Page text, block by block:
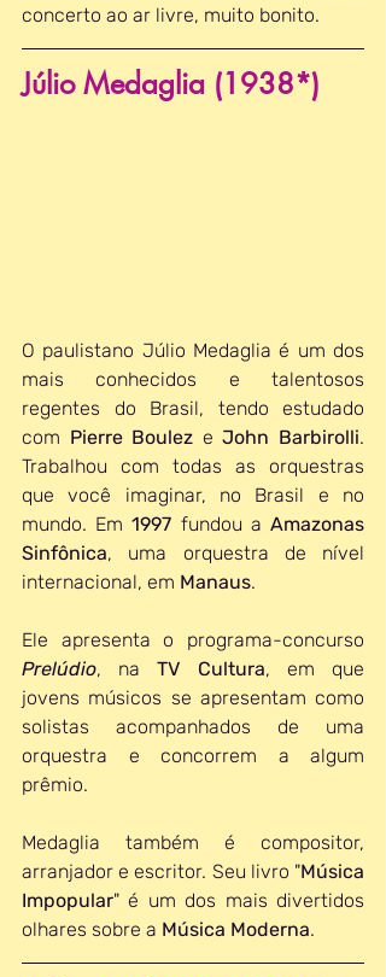
concerto ao ar livre, muito bonito.
Júlio Medaglia (1938*)
O paulistano Júlio Medaglia é um dos
mais conhecidos e talentosos
regentes do Brasil, tendo estudado
com Pierre Boulez e John Barbirolli.
Trabalhou com todas as orquestras
que você imaginar, no Brasil e no
mundo. Em 1997 fundou a Amazonas
Sinfônica, uma orquestra de nível
internacional, em Manaus.
Prelúdio, na TV Cultura, em que
jovens músicos se apresentam como
solistas acompanhados de uma
orquestra e concorrem a algum
prêmio.
Medaglia também é compositor,
arranjador e escritor. Seu livro "Música
Impopular" é um dos mais divertidos
olhares sobre a Música Moderna.